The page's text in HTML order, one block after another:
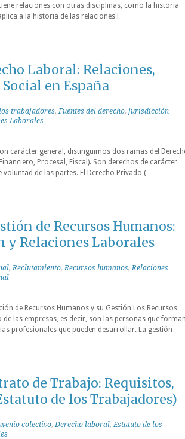
relaciones con otras disciplinas, como la historia
a la historia de las relaciones l
Laboral: Relaciones,
en España
trabajadores,Fuentes del derecho, jurisdicción
Laborales
carácter general, distinguimos dos ramas del
Procesal, Fiscal). Son derechos de carácter
de las partes. El Derecho Privado (
de Recursos Humanos:
y Relaciones Laborales
,Reclutamiento,Recursos humanos,Relaciones
de Recursos Humanos y su Gestión Los Recursos
de las empresas, es decir, son las personas que
profesionales que pueden desarrollar. La gestión
de Trabajo: Requisitos,
de los Trabajadores)
colectivo,Derecho laboral,Estatuto de los